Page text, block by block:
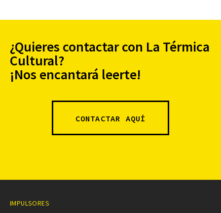
¿Quieres contactar con La Térmica
Cultural?
¡Nos encantará leerte!
CONTACTAR AQUÍ
IMPULSORES